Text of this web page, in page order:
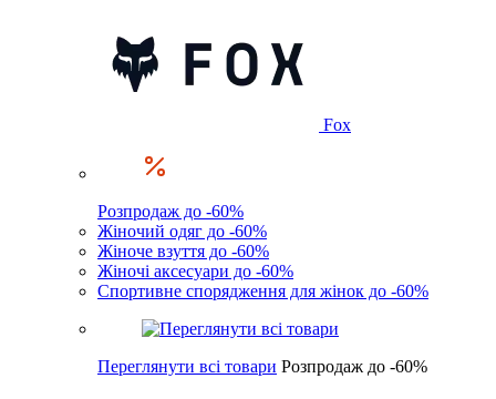
Fox
Розпродаж до -60%
Жіночий одяг до -60%
Жіноче взуття до -60%
Жіночі аксесуари до -60%
Спортивне спорядження для жінок до -60%
Переглянути всі товари Розпродаж до -60%